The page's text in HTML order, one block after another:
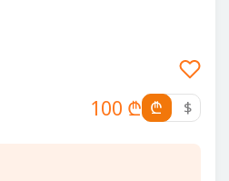
100 ₾ ₾ $